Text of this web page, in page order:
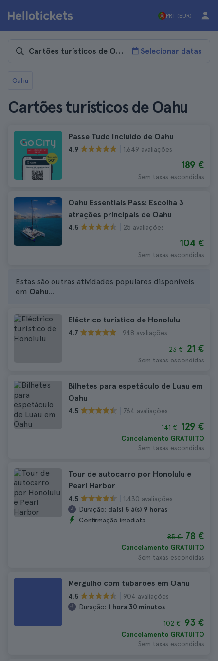
PRT (EUR)
Selecionar datas
Oahu
Cartões turísticos de Oahu
Passe Tudo Incluído de Oahu
4.9 1.649 avaliações
189 €
Sem taxas escondidas
Oahu Essentials Pass: Escolha 3
atrações principais de Oahu
4.5 25 avaliações
104 €
Sem taxas escondidas
Estas são outras atividades populares disponíveis
em Oahu...
Eléctrico turístico de Honolulu
4.7 948 avaliações
23 € 21 €
Sem taxas escondidas
Bilhetes para espetáculo de Luau em
Oahu
4.5 764 avaliações
141 € 129 €
Cancelamento GRATUITO
Sem taxas escondidas
Tour de autocarro por Honolulu e
Pearl Harbor
4.5
1.430 avaliações
Duração: da(s) 5 à(s) 9 horas
Confirmação imediata
85 € 78 €
Cancelamento GRATUITO
Sem taxas escondidas
Mergulho com tubarões em Oahu
4.5
904 avaliações
Duração: 1 hora 30 minutos
102 € 93 €
Cancelamento GRATUITO
Sem taxas escondidas